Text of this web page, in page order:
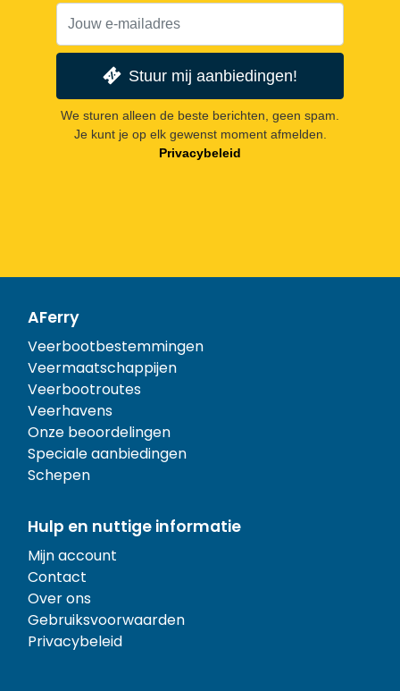
Stuur mij aanbiedingen!
We sturen alleen de beste berichten, geen spam.
Je kunt je op elk gewenst moment afmelden.
Privacybeleid
AFerry
Veerbootbestemmingen
Veermaatschappijen
Veerbootroutes
Veerhavens
Onze beoordelingen
Speciale aanbiedingen
Schepen
Hulp en nuttige informatie
Mijn account
Contact
Over ons
Gebruiksvoorwaarden
Privacybeleid